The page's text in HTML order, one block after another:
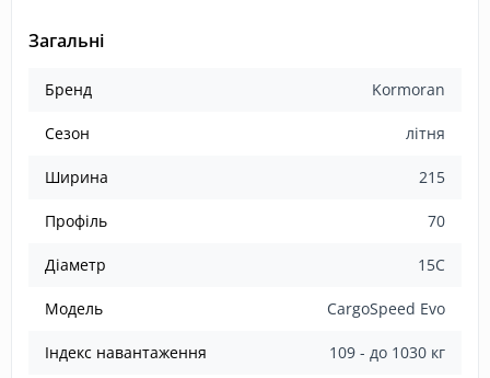
Загальні
Бренд Kormoran
Сезон літня
Ширина 215
Профіль 70
Діаметр 15C
Модель CargoSpeed Evo
Індекс навантаження 109 - до 1030 кг